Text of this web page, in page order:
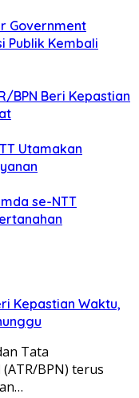
Government
Publik Kembali
BPN Beri Kepastian
Utamakan
se-NTT
Kepastian Waktu,
Tata
BPN) terus